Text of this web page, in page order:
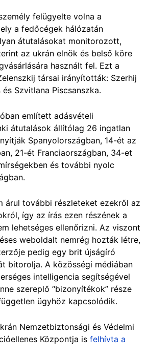
felügyelte volna a
a fedőcégek hálózatán
átutalásokat monitorozott,
az ukrán elnök és belső köre
használt fel. Ezt a
társai irányították: Szerhij
Szvitlana Piscsanszka.
említett adásvételi
átutalások állítólag 26 ingatlan
Spanyolországban, 14-ét az
21-ét Franciaországban, 34-et
és további nyolc
árul további részleteket ezekről az
így az írás ezen részének a
lehetséges ellenőrizni. Az viszont
weboldalt nemrég hozták létre,
pedig egy brit újságíró
bitorolja. A közösségi médiában
intelligencia segítségével
szereplő “bizonyítékok” része
ügyhöz kapcsolódik.
Nemzetbiztonsági és Védelmi
Központja is felhívta a